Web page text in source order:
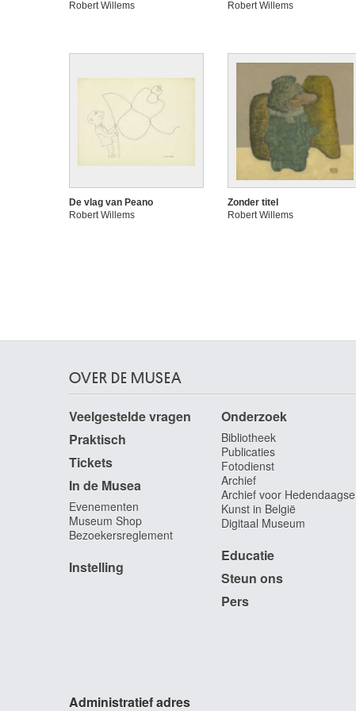
Robert Willems
Robert Willems
De vlag van Peano
Robert Willems
Zonder titel
Robert Willems
OVER DE MUSEA
Veelgestelde vragen
Praktisch
Tickets
In de Musea
Evenementen
Museum Shop
Bezoekersreglement
Instelling
Onderzoek
Bibliotheek
Publicaties
Fotodienst
Archief
Archief voor Hedendaagse
Kunst in België
Digitaal Museum
Educatie
Steun ons
Pers
Administratief adres